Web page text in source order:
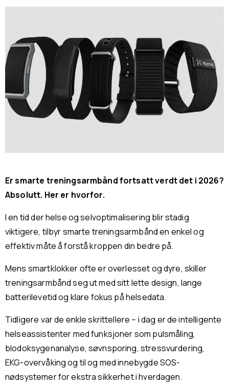
Er smarte treningsarmbånd fortsatt verdt det i 2026?
Absolutt. Her er hvorfor.
I en tid der helse og selvoptimalisering blir stadig
viktigere, tilbyr smarte treningsarmbånd en enkel og
effektiv måte å forstå kroppen din bedre på.
Mens smartklokker ofte er overlesset og dyre, skiller
treningsarmbånd seg ut med sitt lette design, lange
batterilevetid og klare fokus på helsedata.
Tidligere var de enkle skrittellere – i dag er de intelligente
helseassistenter med funksjoner som pulsmåling,
blodoksygenanalyse, søvnsporing, stressvurdering,
EKG-overvåking og til og med innebygde SOS-
nødsystemer for ekstra sikkerhet i hverdagen.